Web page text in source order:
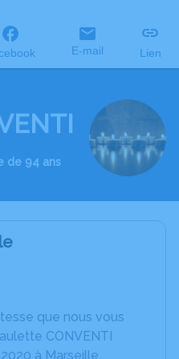
E-mail Lien
de 94 ans
que nous vous
CONVENTI
à Marseille.